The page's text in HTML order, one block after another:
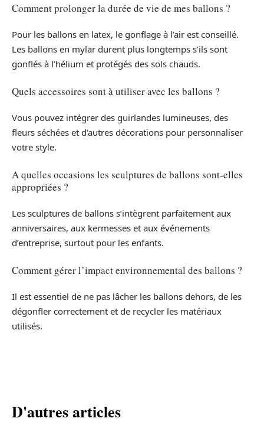
Comment prolonger la durée de vie de mes ballons ?
Pour les ballons en latex, le gonflage à l’air est conseillé.
Les ballons en mylar durent plus longtemps s’ils sont
gonflés à l’hélium et protégés des sols chauds.
Quels accessoires sont à utiliser avec les ballons ?
Vous pouvez intégrer des guirlandes lumineuses, des
fleurs séchées et d’autres décorations pour personnaliser
votre style.
A quelles occasions les sculptures de ballons sont-elles
appropriées ?
Les sculptures de ballons s’intègrent parfaitement aux
anniversaires, aux kermesses et aux événements
d’entreprise, surtout pour les enfants.
Comment gérer l’impact environnemental des ballons ?
Il est essentiel de ne pas lâcher les ballons dehors, de les
dégonfler correctement et de recycler les matériaux
utilisés.
D'autres articles